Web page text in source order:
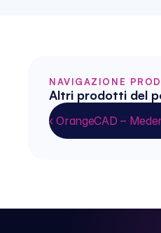
NAVIGAZIONE
Altri prodotti del
‹ OrangeCAD –